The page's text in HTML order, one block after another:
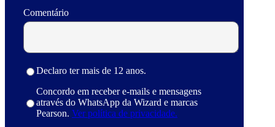
Comentário
Declaro ter mais de 12 anos.
Concordo em receber e-mails e mensagens
através do WhatsApp da Wizard e marcas
Pearson. Ver política de privacidade.